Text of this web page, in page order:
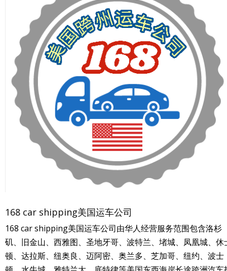
168 car shipping美国运车公司
168 car shipping美国运车公司由华人经营服务范围包含洛杉
矶、旧金山、西雅图、圣地牙哥、波特兰、堵城、凤凰城、休
顿、达拉斯、纽奥良、迈阿密、奥兰多、芝加哥、纽约、波士